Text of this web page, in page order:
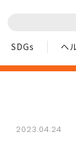
SDGs ヘ
2023.04.24